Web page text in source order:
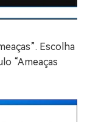
Escolha
“Ameaças